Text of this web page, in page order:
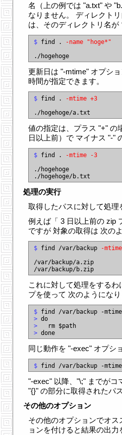
名（上の例では "a.txt" や
なりません。 ディレクト
は、そのディレクトリ名
$ find .
-name "hoge*"
更新日は "-mtime" オプシ
時間が指定できます。
$ find .
-mtime +3
値の指定は、プラス "+" の
日以上前）で マイナス "-"
$ find .
-mtime -3
./hogehoge
処理の実行
取得したパスに対して処理
例えば「 3 日以上前の zip
ですが 対象の取得は 次の
$ find /var/backup -
/var/backup/a.zip
これに対して処理をする
プを使って 次のようになり
$
>
>
>
同じ動作を "-exec" オプシ
$ find /var/backup -
"-exec" 以降、"\;" までがコ
"{}" の部分に取得されたパ
その他のオプション
その他のオプションでオ
ョンを付けると結果の出